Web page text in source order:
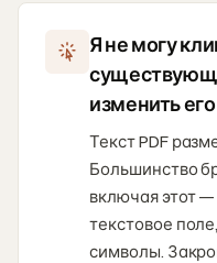
Я не могу
изменить его
Текст PDF
Большинство
включая этот
текстовое
символы.